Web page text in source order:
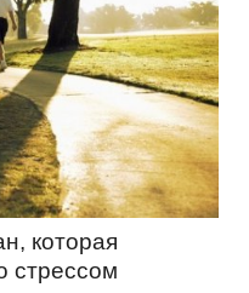
которая
стрессом